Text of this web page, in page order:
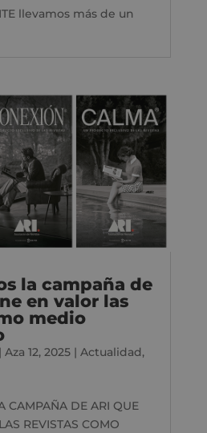
llevamos más de un
la campaña de
en valor las
medio
Aza 12, 2025| Actualidad,
CAMPAÑA DE ARI QUE
REVISTAS COMO